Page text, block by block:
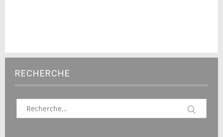
RECHERCHE